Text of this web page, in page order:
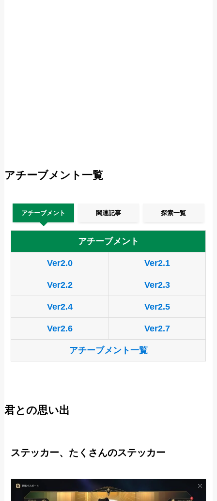
アチーブメント一覧
アチーブメント 関連記事 探索一覧
アチーブメント
Ver2.0 Ver2.1
Ver2.2 Ver2.3
Ver2.4 Ver2.5
Ver2.6 Ver2.7
アチーブメント一覧
君との思い出
ステッカー、たくさんのステッカー